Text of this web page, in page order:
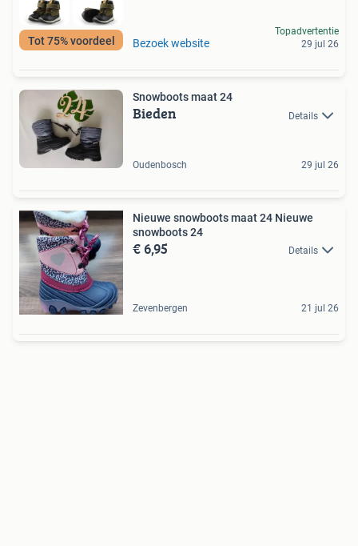
Tot 75% voordeel Bezoek website
Topadvertentie
29 jul 26
Snowboots maat 24
Bieden Details
Oudenbosch 29 jul 26
Nieuwe snowboots maat 24 Nieuwe
snowboots 24
€ 6,95 Details
Zevenbergen 21 jul 26